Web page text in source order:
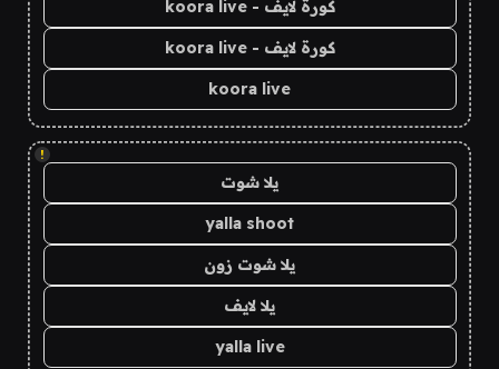
كورة لايف - koora live
كورة لايف - koora live
koora live
!
يلا شوت
yalla shoot
يلا شوت زون
يلا لايف
yalla live